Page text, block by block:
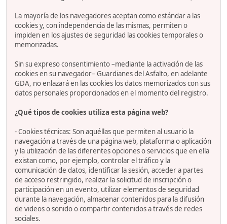
La mayoría de los navegadores aceptan como estándar a las
cookies y, con independencia de las mismas, permiten o
impiden en los ajustes de seguridad las cookies temporales o
memorizadas.
Sin su expreso consentimiento –mediante la activación de las
cookies en su navegador– Guardianes del Asfalto, en adelante
GDA, no enlazará en las cookies los datos memorizados con sus
datos personales proporcionados en el momento del registro.
¿Qué tipos de cookies utiliza esta página web?
- Cookies técnicas: Son aquéllas que permiten al usuario la
navegación a través de una página web, plataforma o aplicación
y la utilización de las diferentes opciones o servicios que en ella
existan como, por ejemplo, controlar el tráfico y la
comunicación de datos, identificar la sesión, acceder a partes
de acceso restringido, realizar la solicitud de inscripción o
participación en un evento, utilizar elementos de seguridad
durante la navegación, almacenar contenidos para la difusión
de videos o sonido o compartir contenidos a través de redes
sociales.